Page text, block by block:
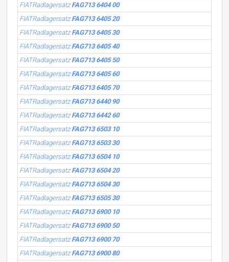
FIATRadlagersatzFAG713 6404 00
FIATRadlagersatzFAG713 6405 20
FIATRadlagersatzFAG713 6405 30
FIATRadlagersatzFAG713 6405 40
FIATRadlagersatzFAG713 6405 50
FIATRadlagersatzFAG713 6405 60
FIATRadlagersatzFAG713 6405 70
FIATRadlagersatzFAG713 6440 90
FIATRadlagersatzFAG713 6442 60
FIATRadlagersatzFAG713 6503 10
FIATRadlagersatzFAG713 6503 30
FIATRadlagersatzFAG713 6504 10
FIATRadlagersatzFAG713 6504 20
FIATRadlagersatzFAG713 6504 30
FIATRadlagersatzFAG713 6505 30
FIATRadlagersatzFAG713 6900 10
FIATRadlagersatzFAG713 6900 50
FIATRadlagersatzFAG713 6900 70
FIATRadlagersatzFAG713 6900 80